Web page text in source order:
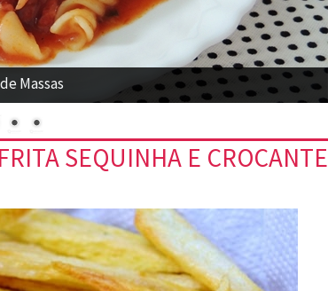
Massas
SEQUINHA E CROCANTE